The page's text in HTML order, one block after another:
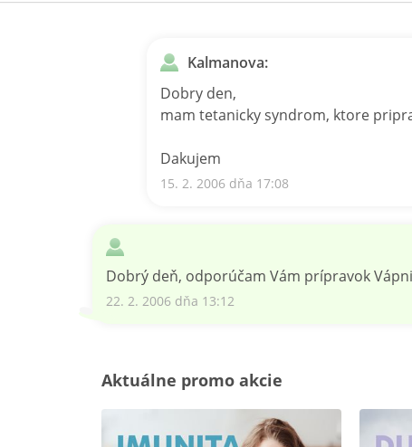
Kalmanova:
Dobry den,
mam tetanicky syndrom, ktore
Dakujem
15. 2. 2006 dňa 17:08
Dobrý deň, odporúčam Vám prípravok
22. 2. 2006 dňa 13:12
Aktuálne promo akcie